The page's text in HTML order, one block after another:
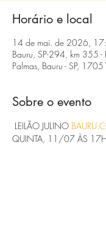
Horário e local
14 de mai. de 2026,
Bauru, SP-294, km 355 -
Palmas, Bauru - SP,
Sobre o evento
LEILÃO JULINO
QUINTA, 11/07 ÀS